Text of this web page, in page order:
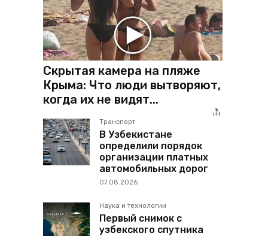
Скрытая камера на пляже
Крыма: Что люди вытворяют,
когда их не видят...
Транспорт
В Узбекистане
определили порядок
организации платных
автомобильных дорог
07.08.2026
Наука и технологии
Первый снимок с
узбекского спутника